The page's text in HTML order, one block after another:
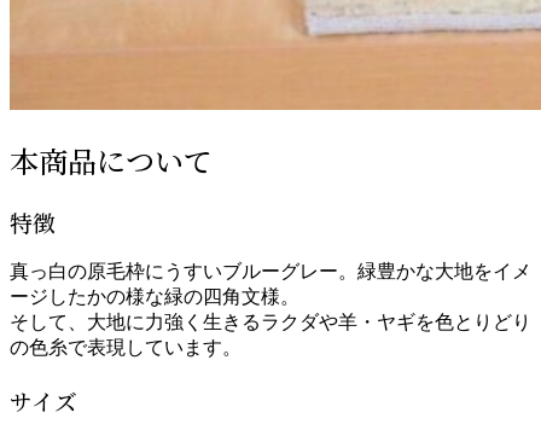
本商品について
特徴
真っ白の原毛枠にうすいブルーグレー。緑豊かな大地をイメ
ージしたかの様な緑の四角文様。
そして、大地に力強く生きるラクダや羊・ヤギを色とりどり
の色糸で表現しています。
サイズ